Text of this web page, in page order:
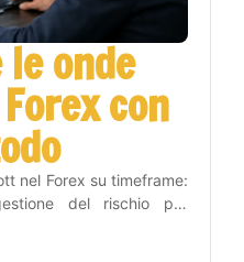
onde
con
nel Forex su timeframe:
del rischio per